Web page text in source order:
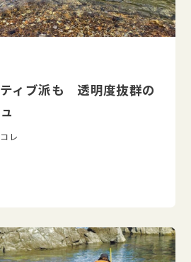
ィブ派も 透明度抜群の
レ